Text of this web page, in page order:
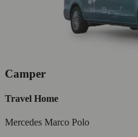
Camper
Travel Home
Mercedes Marco Polo